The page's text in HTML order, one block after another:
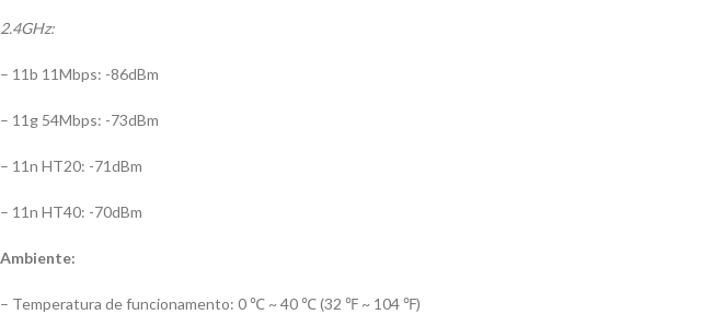
2.4GHz:
– 11b 11Mbps: -86dBm
– 11g 54Mbps: -73dBm
– 11n HT20: -71dBm
– 11n HT40: -70dBm
Ambiente:
– Temperatura de funcionamento: 0 ℃ ~ 40 ℃ (32 ℉ ~ 104 ℉)